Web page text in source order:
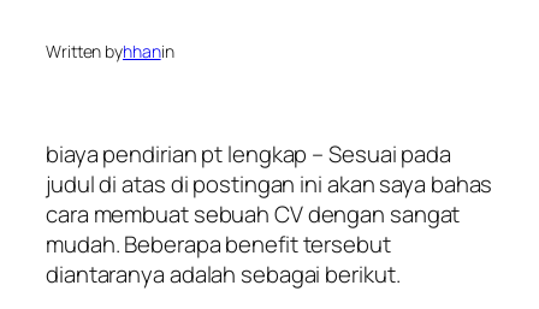
Written byhhanin
biaya pendirian pt lengkap – Sesuai pada
judul di atas di postingan ini akan saya bahas
cara membuat sebuah CV dengan sangat
mudah. Beberapa benefit tersebut
diantaranya adalah sebagai berikut.